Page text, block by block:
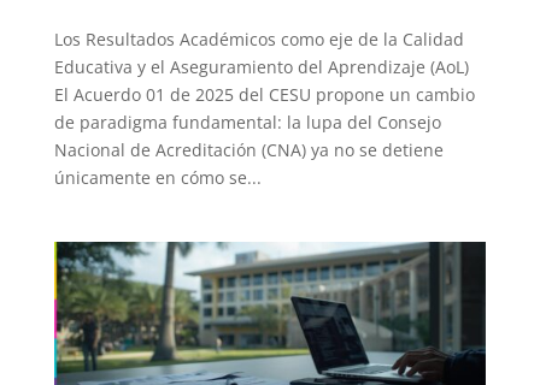
Los Resultados Académicos como eje de la Calidad
Educativa y el Aseguramiento del Aprendizaje (AoL)
El Acuerdo 01 de 2025 del CESU propone un cambio
de paradigma fundamental: la lupa del Consejo
Nacional de Acreditación (CNA) ya no se detiene
únicamente en cómo se...